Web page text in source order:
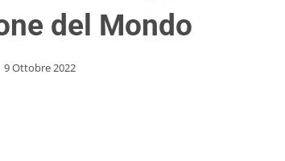
del Mondo
9 Ottobre 2022